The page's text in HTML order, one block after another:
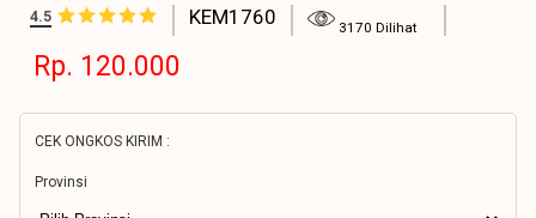
4.5 KEM1760 3170 Dilihat
Rp. 120.000
CEK ONGKOS KIRIM :
Provinsi